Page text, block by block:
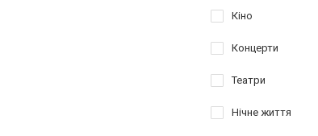
Кіно
Концерти
Театри
Нічне життя